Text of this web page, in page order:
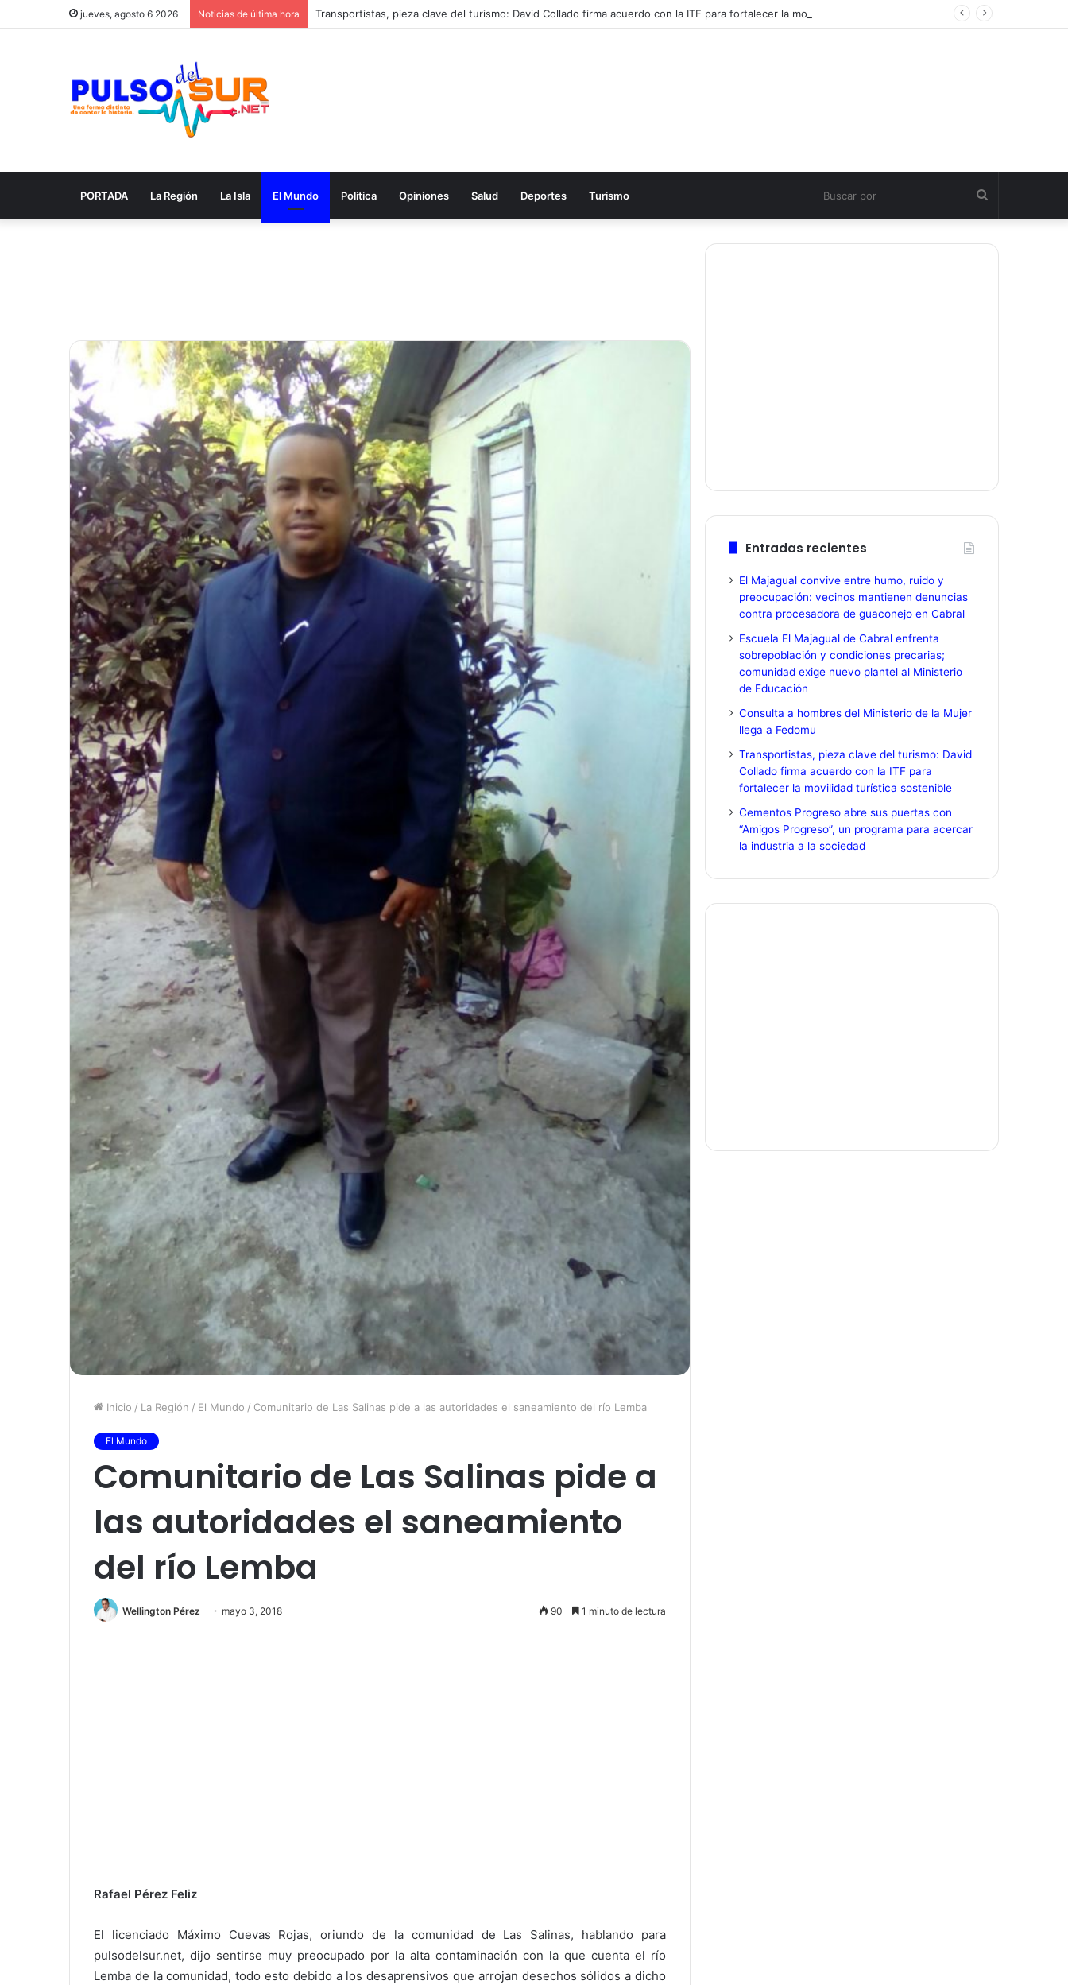
jueves, agosto 6 2026 Noticias de última hora Transportistas, pieza clave del turismo: David Collado firma acuerdo con la ITF para fortalecer la movilidad turística sostenible
PORTADA La Región La Isla El Mundo Politica Opiniones Salud Deportes Turismo
por
Inicio / La Región / El Mundo / Comunitario de Las Salinas pide a las autoridades el saneamiento del río Lemba
El Mundo
Comunitario de Las Salinas pide a
las autoridades el saneamiento
del río Lemba
Wellington Pérez mayo 3, 2018 90 1 minuto de lectura
Rafael Pérez Feliz
El licenciado Máximo Cuevas Rojas, oriundo de la comunidad de Las Salinas, hablando para
pulsodelsur.net, dijo sentirse muy preocupado por la alta contaminación con la que cuenta el río
Lemba de la comunidad, todo esto debido a los desaprensivos que arrojan desechos sólidos a dicho
Entradas recientes
El Majagual convive entre humo, ruido y
preocupación: vecinos mantienen denuncias
contra procesadora de guaconejo en Cabral
Escuela El Majagual de Cabral enfrenta
sobrepoblación y condiciones precarias;
comunidad exige nuevo plantel al Ministerio
de Educación
Consulta a hombres del Ministerio de la Mujer
llega a Fedomu
Transportistas, pieza clave del turismo: David
Collado firma acuerdo con la ITF para
fortalecer la movilidad turística sostenible
Cementos Progreso abre sus puertas con
“Amigos Progreso”, un programa para acercar
la industria a la sociedad